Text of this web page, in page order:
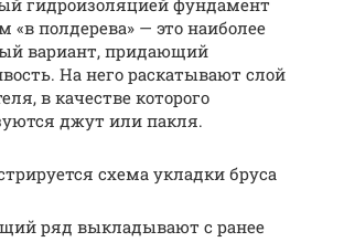
«в полдерева» — это наиболее
вариант, придающий
На него раскатывают слой
в качестве которого
джут или пакля.
схема укладки бруса
ряд выкладывают с ранее